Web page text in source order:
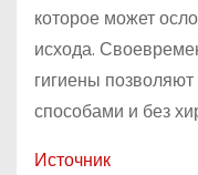
которое может
исхода.
гигиены
способами и без
Источник